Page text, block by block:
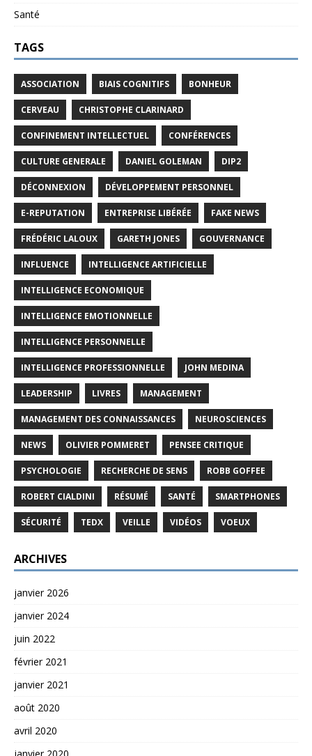
Santé
TAGS
ASSOCIATION BIAIS COGNITIFS BONHEUR
CERVEAU CHRISTOPHE CLARINARD
CONFINEMENT INTELLECTUEL CONFÉRENCES
CULTURE GENERALE DANIEL GOLEMAN DIP2
DÉCONNEXION DÉVELOPPEMENT PERSONNEL
E-REPUTATION ENTREPRISE LIBÉRÉE FAKE NEWS
FRÉDÉRIC LALOUX GARETH JONES GOUVERNANCE
INFLUENCE INTELLIGENCE ARTIFICIELLE
INTELLIGENCE ECONOMIQUE
INTELLIGENCE EMOTIONNELLE
INTELLIGENCE PERSONNELLE
INTELLIGENCE PROFESSIONNELLE JOHN MEDINA
LEADERSHIP LIVRES MANAGEMENT
MANAGEMENT DES CONNAISSANCES NEUROSCIENCES
NEWS OLIVIER POMMERET PENSEE CRITIQUE
PSYCHOLOGIE RECHERCHE DE SENS ROBB GOFFEE
ROBERT CIALDINI RÉSUMÉ SANTÉ SMARTPHONES
SÉCURITÉ TEDX VEILLE VIDÉOS VOEUX
ARCHIVES
janvier 2026
janvier 2024
juin 2022
février 2021
janvier 2021
août 2020
avril 2020